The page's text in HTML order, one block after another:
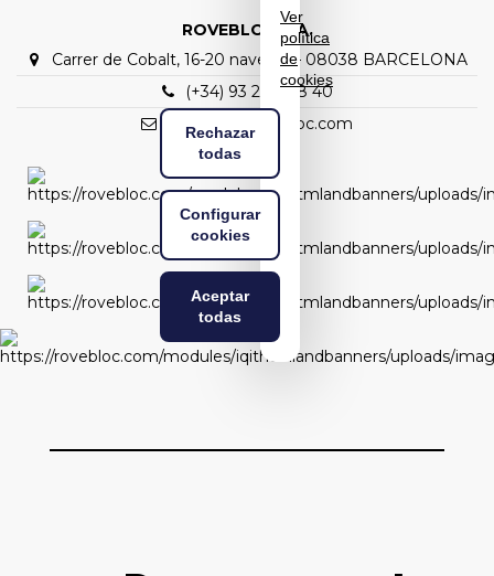
ROVEBLOC S.A.
Carrer de Cobalt, 16-20 nave C1 – 08038 BARCELONA
(+34) 93 298 88 40
rovebloc@rovebloc.com
Ver
política
de
cookies
Rechazar
todas
Configurar
cookies
Aceptar
todas